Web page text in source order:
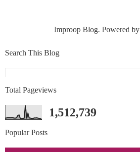
Improop Blog. Powered by
Search This Blog
Total Pageviews
1,512,739
Popular Posts